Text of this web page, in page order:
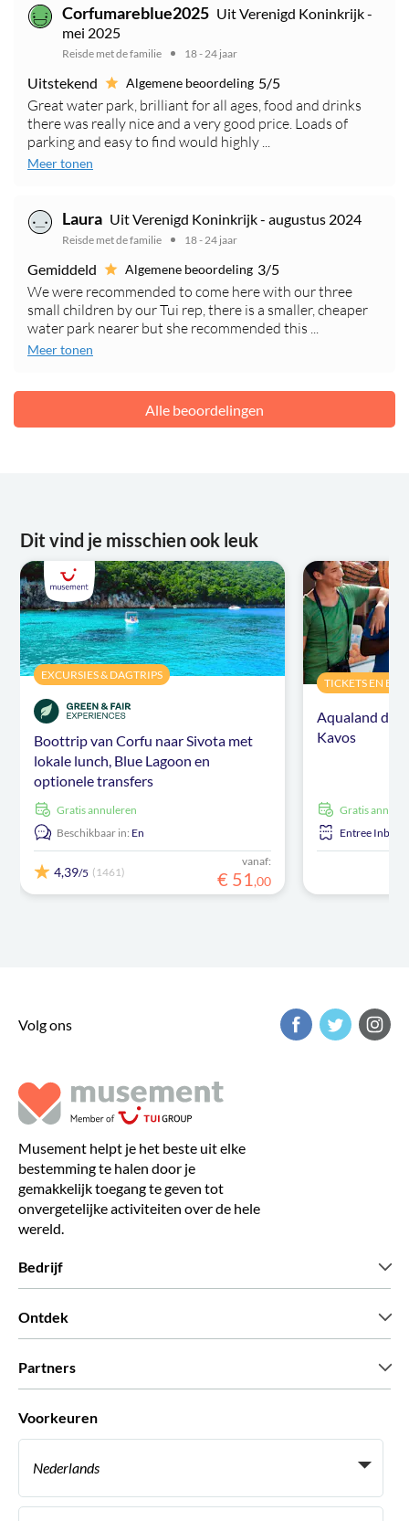
Corfumareblue2025 Uit Verenigd Koninkrijk -
mei 2025
Reisde met de familie 18 - 24 jaar
Uitstekend Algemene beoordeling 5/5
Great water park, brilliant for all ages, food and drinks
there was really nice and a very good price. Loads of
parking and easy to find would highly ...
Meer tonen
Laura Uit Verenigd Koninkrijk - augustus 2024
Reisde met de familie 18 - 24 jaar
Gemiddeld Algemene beoordeling 3/5
We were recommended to come here with our three
small children by our Tui rep, there is a smaller, cheaper
water park nearer but she recommended this ...
Meer tonen
Alle beoordelingen
Dit vind je misschien ook leuk
EXCURSIES & DAGTRIPS
Boottrip van Corfu naar Sivota met
lokale lunch, Blue Lagoon en
optionele transfers
Gratis annuleren
Beschikbaar in: En
4,39/5 (1461)
vanaf:
€ 51,00
TICKETS EN
Aqualand
Kavos
Gratis
Entree
Volg ons
Musement helpt je het beste uit elke
bestemming te halen door je
gemakkelijk toegang te geven tot
onvergetelijke activiteiten over de hele
wereld.
Bedrijf
Ontdek
Partners
Word een Leverancier
Voorkeuren
Nederlands
Italiaans